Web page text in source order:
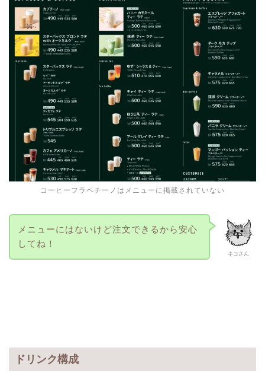
コーヒーフラペチーノはメニューに掲載されていない
ネコさん
メニューにはないけど注文できるから安心
してね！
ドリンク構成